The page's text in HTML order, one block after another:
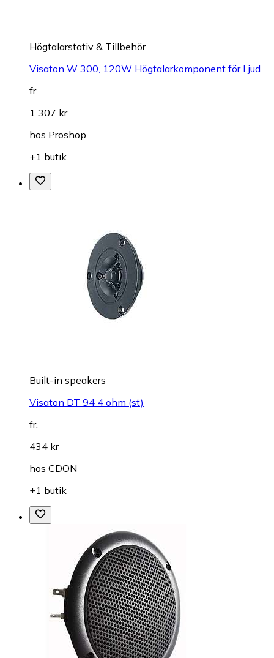
Högtalarstativ & Tillbehör
Visaton W 300, 120W Högtalarkomponent för Ljud
fr.
1 307 kr
hos Proshop
+1 butik
Built-in speakers
Visaton DT 94 4 ohm (st)
fr.
434 kr
hos CDON
+1 butik